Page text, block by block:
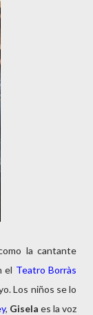
la cantante
el Teatro Borràs
Los niños se lo
, Gisela es la voz